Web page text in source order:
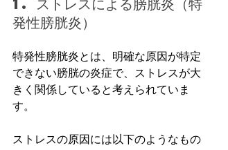
発性膀胱炎）
特発性膀胱炎とは、明確な原因が特定
できない膀胱の炎症で、ストレスが大
きく関係していると考えられていま
す。
ストレスの原因には以下のようなもの